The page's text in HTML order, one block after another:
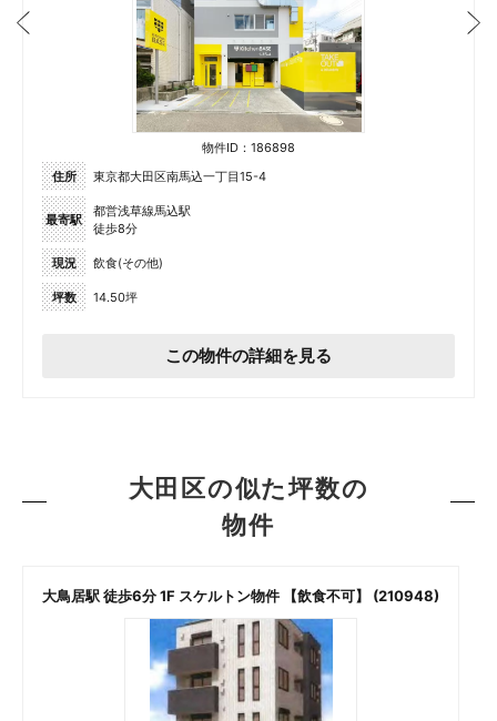
物件ID：186898
住所
東京都大田区南馬込一丁目15-4
最寄駅
都営浅草線馬込駅
徒歩8分
現況 飲食(その他)
坪数 14.50坪
この物件の詳細を見る
大田区の似た坪数の
物件
大鳥居駅 徒歩6分 1F スケルトン物件 【飲食不可】 (210948)